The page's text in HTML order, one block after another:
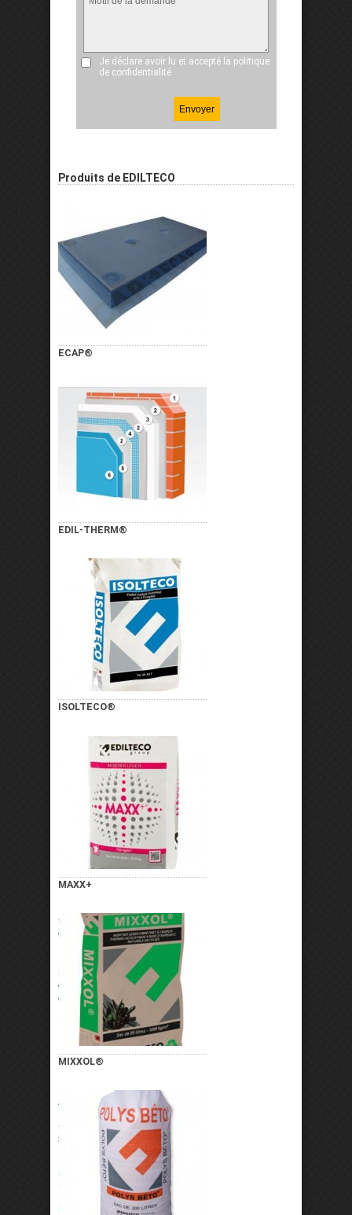
Je déclare avoir lu et accepté la politique
de confidentialité
Produits de EDILTECO
ECAP®
EDIL-THERM®
ISOLTECO®
MAXX+
MIXXOL®